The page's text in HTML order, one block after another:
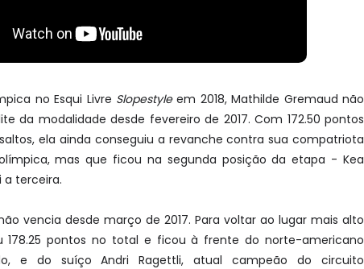
no Esqui Livre Slopestyleem 2018, Mathilde Gremaud não
da modalidade desde fevereiro de 2017. Com 172.50 pontos
ela ainda conseguiu a revanche contra sua compatriota
mas que ficou na segunda posição da etapa - Kea
a terceira.
vencia desde março de 2017. Para voltar ao lugar mais alto
178.25 pontos no total e ficou à frente do norte-americano
e do suíço Andri Ragettli, atual campeão do circuito